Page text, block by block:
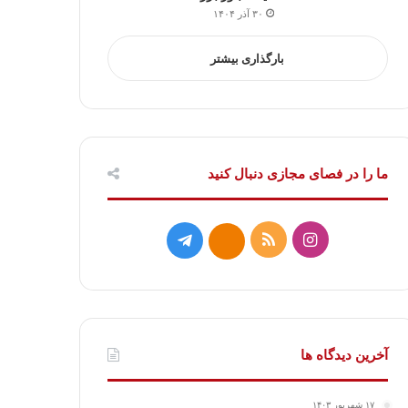
۳۰ آذر ۱۴۰۴
بارگذاری بیشتر
ما را در فصای مجازی دنبال کنید
ا
س
ت
خ
ک
ت
گ
ا
آخرین دیدگاه ها
۱۷ شهریور ۱۴۰۳